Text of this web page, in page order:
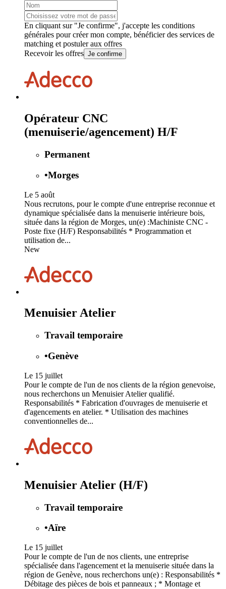
En cliquant sur "Je confirme", j'accepte les conditions
générales pour créer mon compte, bénéficier des services de
matching et postuler aux offres
Recevoir les offres Je confirme
Opérateur CNC
(menuiserie/agencement) H/F
Permanent
•Morges
Le 5 août
Nous recrutons, pour le compte d'une entreprise reconnue et
dynamique spécialisée dans la menuiserie intérieure bois,
située dans la région de Morges, un(e) :Machiniste CNC -
Poste fixe (H/F) Responsabilités * Programmation et
utilisation de...
New
Menuisier Atelier
Travail temporaire
•Genève
Le 15 juillet
Pour le compte de l'un de nos clients de la région genevoise,
nous recherchons un Menuisier Atelier qualifié.
Responsabilités * Fabrication d'ouvrages de menuiserie et
d'agencements en atelier. * Utilisation des machines
conventionnelles de...
Menuisier Atelier (H/F)
Travail temporaire
•Aïre
Le 15 juillet
Pour le compte de l'un de nos clients, une entreprise
spécialisée dans l'agencement et la menuiserie située dans la
région de Genève, nous recherchons un(e) : Responsabilités *
Débitage des pièces de bois et panneaux ; * Montage et